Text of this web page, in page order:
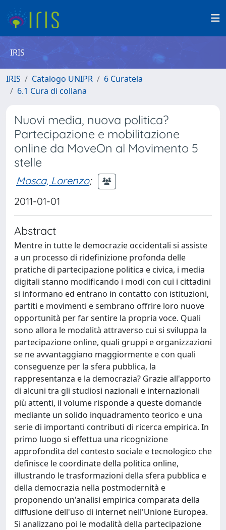
IRIS
IRIS Catalogo UNIPR
6 Curatela
6.1 Cura di collana
Nuovi media, nuova politica?
Partecipazione e mobilitazione
online da MoveOn al Movimento 5
stelle
Mosca, Lorenzo;
2011-01-01
Abstract
Mentre in tutte le democrazie occidentali si assiste
a un processo di ridefinizione profonda delle
pratiche di partecipazione politica e civica, i media
digitali stanno modificando i modi con cui i cittadini
si informano ed entrano in contatto con istituzioni,
partiti e movimenti e sembrano offrire loro nuove
opportunità per far sentire la propria voce. Quali
sono allora le modalità attraverso cui si sviluppa la
partecipazione online, quali gruppi e organizzazioni
se ne avvantaggiano maggiormente e con quali
conseguenze per la sfera pubblica, la
rappresentanza e la democrazia? Grazie all'apporto
di alcuni tra gli studiosi nazionali e internazionali
più attenti, il volume risponde a queste domande
mediante un solido inquadramento teorico e una
serie di importanti contributi di ricerca empirica. In
primo luogo si effettua una ricognizione
approfondita del contesto sociale e tecnologico che
definisce le coordinate della politica online,
illustrando le trasformazioni della sfera pubblica e
della democrazia nella postmodernità e
proponendo un'analisi empirica comparata della
diffusione dell'uso di internet nell'Unione Europea.
Si analizzano poi le modalità della partecipazione